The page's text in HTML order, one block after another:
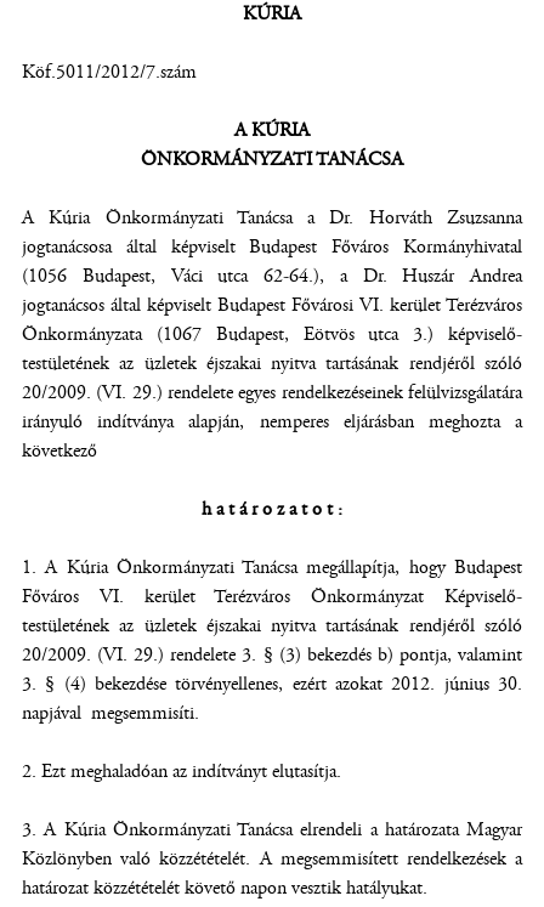
KÚRIA
Köf.5011/2012/7.szám
A KÚRIA
ÖNKORMÁNYZATI TANÁCSA
A Kúria Önkormányzati Tanácsa a Dr. Horváth Zsuzsanna
jogtanácsosa által képviselt Budapest Főváros Kormányhivatal
(1056 Budapest, Váci utca 62-64.), a Dr. Huszár Andrea
jogtanácsos által képviselt Budapest Fővárosi VI. kerület Terézváros
Önkormányzata (1067 Budapest, Eötvös utca 3.) képviselő-
testületének az üzletek éjszakai nyitva tartásának rendjéről szóló
20/2009. (VI. 29.) rendelete egyes rendelkezéseinek felülvizsgálatára
irányuló indítványa alapján, nemperes eljárásban meghozta a
következő
h a t á r o z a t o t :
1. A Kúria Önkormányzati Tanácsa megállapítja, hogy Budapest
Főváros VI. kerület Terézváros Önkormányzat Képviselő-
testületének az üzletek éjszakai nyitva tartásának rendjéről szóló
20/2009. (VI. 29.) rendelete 3. § (3) bekezdés b) pontja, valamint
3. § (4) bekezdése törvényellenes, ezért azokat 2012. június 30.
napjával megsemmisíti.
2. Ezt meghaladóan az indítványt elutasítja.
3. A Kúria Önkormányzati Tanácsa elrendeli a határozata Magyar
Közlönyben való közzétételét. A megsemmisített rendelkezések a
határozat közzétételét követő napon vesztik hatályukat.